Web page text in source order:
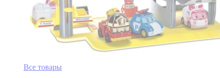
Все товары